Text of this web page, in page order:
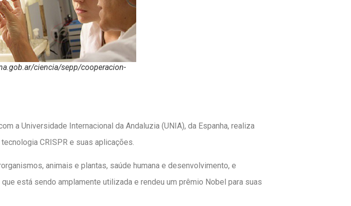
ciencia/sepp/cooperacion-
a Universidade Internacional da Andaluzia (UNIA), da Espanha, realiza
CRISPR e suas aplicações.
animais e plantas, saúde humana e desenvolvimento, e
está sendo amplamente utilizada e rendeu um prêmio Nobel para suas